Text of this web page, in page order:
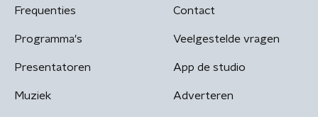
Frequenties
Programma's
Presentatoren
Muziek
Contact
Veelgestelde vragen
App de studio
Adverteren